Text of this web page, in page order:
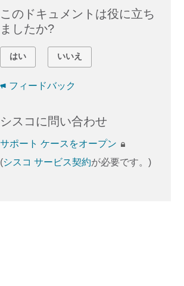
このドキュメントは役に立ち
ましたか?
はい いいえ
フィードバック
シスコに問い合わせ
サポート ケースをオープン
(シスコ サービス契約が必要です。)